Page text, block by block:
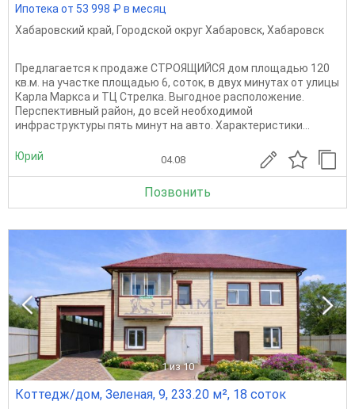
Ипотека от 53 998 ₽ в месяц
Хабаровский край, Городской округ Хабаровск, Хабаровск
Предлагается к продаже СТРОЯЩИЙСЯ дом площадью 120
кв.м. на участке площадью 6, соток, в двух минутах от улицы
Карла Маркса и ТЦ Стрелка. Выгодное расположение.
Перспективный район, до всей необходимой
инфраструктуры пять минут на авто. Характеристики...
Юрий 04.08
Позвонить
1 из 10
Коттедж/дом, Зеленая, 9, 233.20 м², 18 соток